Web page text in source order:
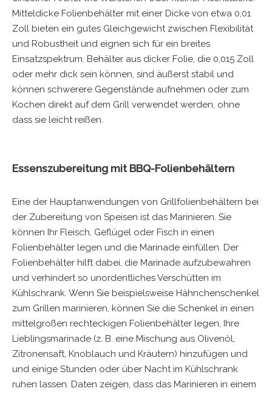
Mitteldicke Folienbehälter mit einer Dicke von etwa 0,01
Zoll bieten ein gutes Gleichgewicht zwischen Flexibilität
und Robustheit und eignen sich für ein breites
Einsatzspektrum. Behälter aus dicker Folie, die 0,015 Zoll
oder mehr dick sein können, sind äußerst stabil und
können schwerere Gegenstände aufnehmen oder zum
Kochen direkt auf dem Grill verwendet werden, ohne
dass sie leicht reißen.
Essenszubereitung mit BBQ-Folienbehältern
Eine der Hauptanwendungen von Grillfolienbehältern bei
der Zubereitung von Speisen ist das Marinieren. Sie
können Ihr Fleisch, Geflügel oder Fisch in einen
Folienbehälter legen und die Marinade einfüllen. Der
Folienbehälter hilft dabei, die Marinade aufzubewahren
und verhindert so unordentliches Verschütten im
Kühlschrank. Wenn Sie beispielsweise Hähnchenschenkel
zum Grillen marinieren, können Sie die Schenkel in einen
mittelgroßen rechteckigen Folienbehälter legen, Ihre
Lieblingsmarinade (z. B. eine Mischung aus Olivenöl,
Zitronensaft, Knoblauch und Kräutern) hinzufügen und
und einige Stunden oder über Nacht im Kühlschrank
ruhen lassen. Daten zeigen, dass das Marinieren in einem